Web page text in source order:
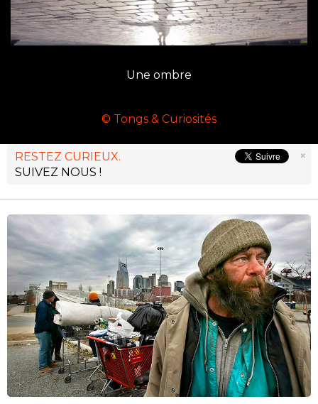
Une ombre
© Tongs & Curiosités
×
RESTEZ CURIEUX.
SUIVEZ NOUS !